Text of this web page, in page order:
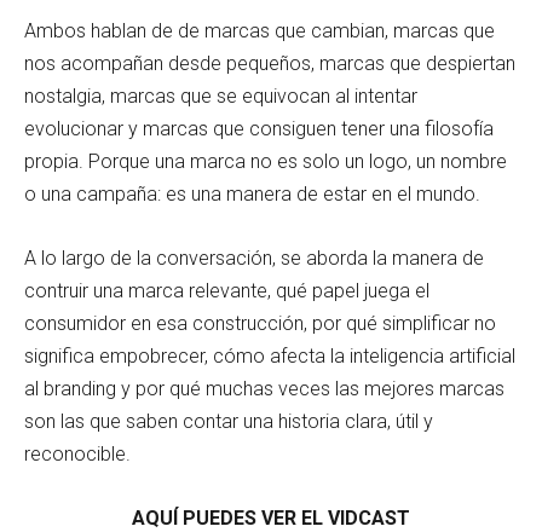
Ambos hablan de de marcas que cambian, marcas que
nos acompañan desde pequeños, marcas que despiertan
nostalgia, marcas que se equivocan al intentar
evolucionar y marcas que consiguen tener una filosofía
propia. Porque una marca no es solo un logo, un nombre
o una campaña: es una manera de estar en el mundo.
A lo largo de la conversación, se aborda la manera de
contruir una marca relevante, qué papel juega el
consumidor en esa construcción, por qué simplificar no
significa empobrecer, cómo afecta la inteligencia artificial
al branding y por qué muchas veces las mejores marcas
son las que saben contar una historia clara, útil y
reconocible.
AQUÍ PUEDES VER EL VIDCAST